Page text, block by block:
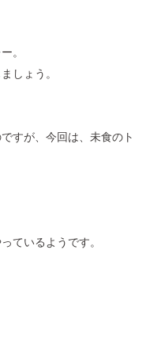
。
しょう。
すが、今回は、未食のト
ているようです。